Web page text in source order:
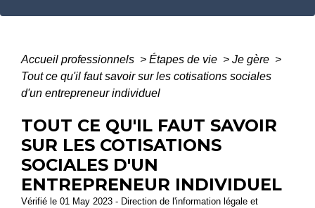
Accueil professionnels > Étapes de vie > Je gère >
Tout ce qu'il faut savoir sur les cotisations sociales
d'un entrepreneur individuel
TOUT CE QU'IL FAUT SAVOIR
SUR LES COTISATIONS
SOCIALES D'UN
ENTREPRENEUR INDIVIDUEL
Vérifié le 01 May 2023 - Direction de l'information légale et